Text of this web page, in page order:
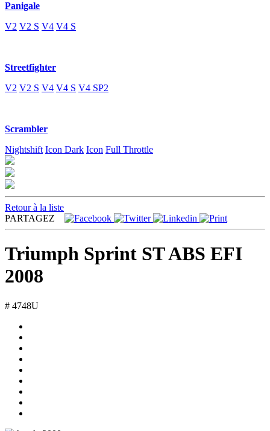
Panigale
V2 V2 S V4 V4 S
Streetfighter
V2 V2 S V4 V4 S V4 SP2
Scrambler
Nightshift Icon Dark Icon Full Throttle
Retour à la liste
PARTAGEZ
Triumph Sprint ST ABS EFI
2008
# 4748U